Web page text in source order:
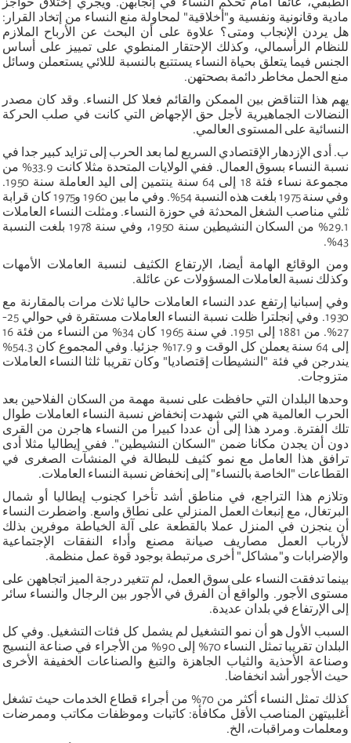
مادية وقانونية ونفسية و"أخلاقية" لمحاولة منع النساء من إتخاد القرار:
هل يردن الإنجاب ومتى؟ علاوة على أن البحث عن الأرباح الملازم
للنظام الرأسمالي، وكذلك الإحتقار المنطوي على تمييز على أساس
الجنس فيما يتعلق بحياة النساء يستتبع بالنسبة لللائي يستعملن وسائل
منع الحمل مخاطر دائمة بصحتهن.
يهم هذا التناقض بين الممكن والقائم فعلا كل النساء. وقد كان مصدر
النضالات الجماهيرية لأجل حق الإجهاض التي كانت في صلب الحركة
النسائية على المستوى العالمي.
ب. أدى الإزدهار الإقتصادي السريع لما بعد الحرب إلى تزايد كبير جدا في
نسبة النساء بسوق العمال. ففي الولايات المتحدة مثلا كانت 33.9% من
مجموعة نساء فئة 18 إلى 64 سنة ينتمين إلى اليد العاملة سنة 1950.
وفي سنة 1975 بلغت هذه النسبة 54%. وفي ما بين 1960 و1975 كان قرابة
ثلثي مناصب الشغل المحدثة في حوزة النساء. ومثلت النساء العاملات
29.1% من السكان النشيطين سنة 1950، وفي سنة 1978 بلغت النسبة
43%.
ومن الوقائع الهامة أيضا، الإرتفاع الكثيف لنسبة العاملات الأمهات
وكذلك نسبة العاملات المسؤولات عن عائلة.
وفي إسبانيا إرتفع عدد النساء العاملات حاليا ثلاث مرات بالمقارنة مع
1930. وفي إنجلترا ظلت نسبة النساء العاملات مستقرة في حوالي 25-
27%. من 1881 إلى 1951. في سنة 1965 كان 34% من النساء من فئة 16
إلى 64 سنة يعملن كل الوقت و 17.9% جزئيا. وفي المجموع كان 54.3%
يندرجن في فئة "النشيطات إقتصاديا" وكان تقريبا ثلثا النساء العاملات
متزوجات.
وحدها البلدان التي حافظت على نسبة مهمة من السكان الفلاحين بعد
الحرب العالمية هي التي شهدت إنخفاض نسبة النساء العاملات طوال
تلك الفترة. ومرد هذا إلى أن عددا كبيرا من النساء هاجرن من القرى
دون أن يجدن مكانا ضمن "السكان النشيطين". ففي إيطاليا مثلا أدى
ترافق هذا العامل مع نمو كثيف للبطالة في المنشآت الصغرى في
القطاعات "الخاصة بالنساء" إلى إنخفاض نسبة النساء العاملات.
وتلازم هذا التراجع، في مناطق أشد تأخرا كجنوب إيطاليا أو شمال
البرتغال، مع إنبعاث العمل المنزلي على نطاق واسع. واضطرت النساء
أن ينجزن في المنزل عملا بالقطعة على آلة الخياطة موفرين بذلك
لأرباب العمل مصاريف صيانة مصنع وأداء النفقات الإجتماعية
والإضرابات و"مشاكل" أخرى مرتبطة بوجود قوة عمل منظمة.
بينما تدفقت النساء على سوق العمل، لم تتغير درجة الميز اتجاههن على
مستوى الأجور. والواقع أن الفرق في الأجور بين الرجال والنساء سائر
إلى الإرتفاع في بلدان عديدة.
السبب الأول هو أن نمو التشغيل لم يشمل كل فئات التشغيل. وفي كل
البلدان تقريبا تمثل النساء 70% إلى 90% من الأجراء في صناعة النسيج
وصناعة الأحذية والثياب الجاهزة والتبغ والصناعات الخفيفة الأخرى
حيث الأجور أشد انخفاضا.
كذلك تمثل النساء أكثر من 70% من أجراء قطاع الخدمات حيث تشغل
أغلبيتهن المناصب الأقل مكافأة: كاتبات وموظفات مكاتب وممرضات
ومعلمات ومراقبات، الخ.